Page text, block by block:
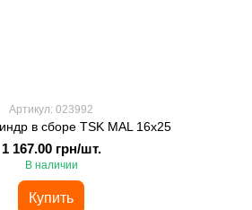
Артикул: 023992
в сборе TSK MAL 16x25
1 167.00 грн/шт.
В наличии
Купить